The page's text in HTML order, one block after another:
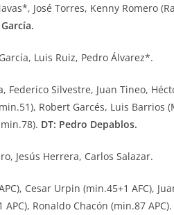
José Torres, Kenny Romero
Luis Ruiz, Pedro Álvarez*.
Federico Silvestre, Juan Tineo,
Robert Garcés, Luis Barrios
DT: Pedro Depablos.
Jesús Herrera, Carlos Salazar.
Cesar Urpin (min.45+1 AFC),
Ronaldo Chacón (min.87 APC).